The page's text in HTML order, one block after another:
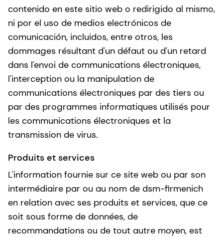
contenido en este sitio web o redirigido al mismo,
ni por el uso de medios electrónicos de
comunicación, incluidos, entre otros, les
dommages résultant d'un défaut ou d'un retard
dans l'envoi de communications électroniques,
l'interception ou la manipulation de
communications électroniques par des tiers ou
par des programmes informatiques utilisés pour
les communications électroniques et la
transmission de virus.
Produits et services
L'information fournie sur ce site web ou par son
intermédiaire par ou au nom de dsm-firmenich
en relation avec ses produits et services, que ce
soit sous forme de données, de
recommandations ou de tout autre moyen, est